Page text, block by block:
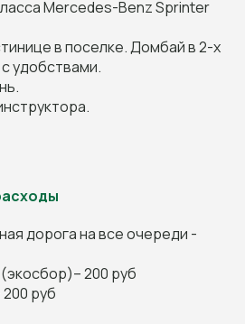
Mercedes-Benz Sprinter
в поселке. Домбай в 2-х
удобствами.
дорога на все очереди -
200 руб
руб